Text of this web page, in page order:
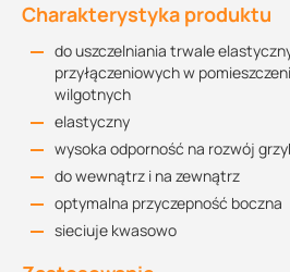
Charakterystyka produktu
do uszczelniania trwale
przyłączeniowych w
wilgotnych
elastyczny
wysoka odporność na rozwój
do wewnątrz i na zewnątrz
optymalna przyczepność boczna
sieciuje kwasowo